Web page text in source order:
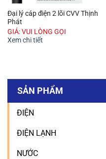
SẢN PHẨM
ĐIỆN
ĐIỆN LẠNH
NƯỚC
Đại lý cáp điện 2 lõi CVV Thịnh
Phát
GIÁ: VUI LÒNG GỌI
Xem chi tiết